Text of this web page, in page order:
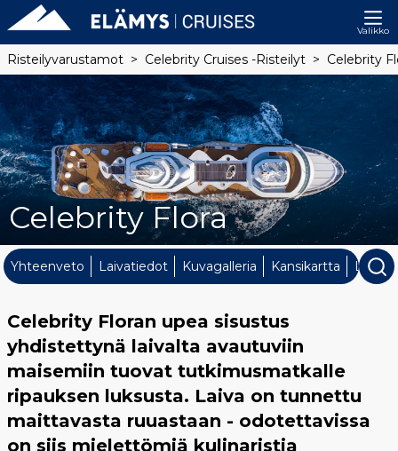
Valikko
Risteilyvarustamot Celebrity Cruises -risteilyt Celebrity
Celebrity Flora
Yhteenveto Laivatiedot Kuvagalleria Kansikartta
Celebrity Floran upea sisustus
yhdistettynä laivalta avautuviin
maisemiin tuovat tutkimusmatkalle
ripauksen luksusta. Laiva on tunnettu
maittavasta ruuastaan - odotettavissa
on siis mielettömiä kulinaristia